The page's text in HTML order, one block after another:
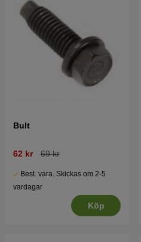
Bult
62 kr 69 kr
Best. vara. Skickas om 2-5
vardagar
Köp